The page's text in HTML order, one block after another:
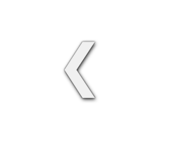
❮